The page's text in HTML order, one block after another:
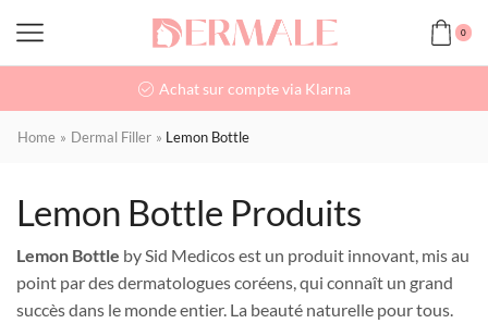
0
Achat sur compte via Klarna
Home » Dermal Filler » Lemon Bottle
Lemon Bottle Produits
Lemon Bottle by Sid Medicos est un produit innovant, mis au
point par des dermatologues coréens, qui connaît un grand
succès dans le monde entier. La beauté naturelle pour tous.